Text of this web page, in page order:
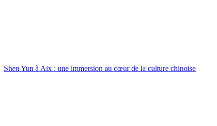
Shen Yun à Aix : une immersion au cœur de la culture chinoise